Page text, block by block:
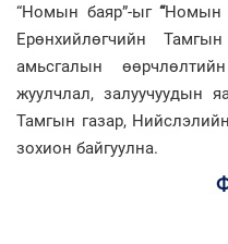
“Номын баяр”-ыг“Номын
Ерөнхийлөгчийн
амьсгалын
жуулчлал, залуучуудын
Тамгын газар,
зохион байгуулна.